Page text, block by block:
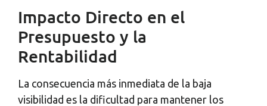
Impacto Directo en el
Presupuesto y la
Rentabilidad
La consecuencia más inmediata de la baja
visibilidad es la dificultad para mantener los